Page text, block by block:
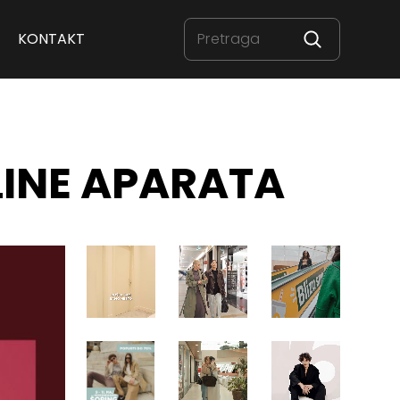
KONTAKT
APARATA